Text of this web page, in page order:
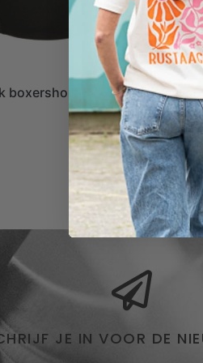
boxershort Officieel
14,95
JE IN VOOR DE